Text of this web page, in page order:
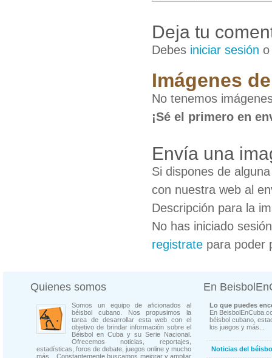
Deja tu
Debes iniciar sesión
Imágenes
No tenemos
¡Sé el primero en
Envía una
Si dispones de
con nuestra web al
Descripción para la
No has iniciado
registrate para poder
Quienes somos
Somos un equipo de aficionados al
béisbol cubano. Nos propusimos la
tarea de desarrollar esta web con el
objetivo de brindar información sobre el
Béisbol en Cuba y su Serie Nacional.
Ofrecemos noticias, reportajes,
estadísticas, foros de debate, juegos online y mucho
más... Constantemente buscamos mejorar y ampliar
En
Lo que puedes
En
béisbol cubano,
los juegos y más...
Noticias del